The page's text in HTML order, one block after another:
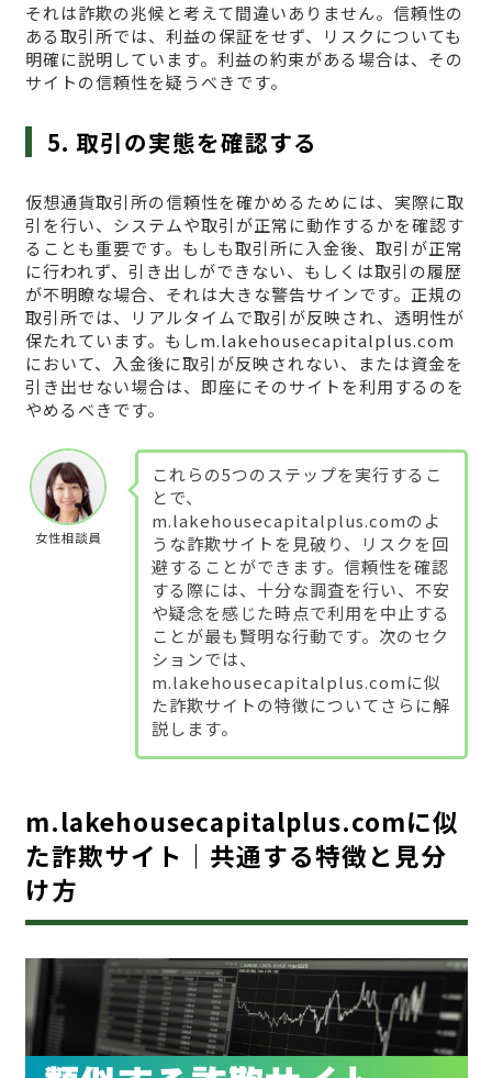
それは詐欺の兆候と考えて間違いありません。信頼性の
ある取引所では、利益の保証をせず、リスクについても
明確に説明しています。利益の約束がある場合は、その
サイトの信頼性を疑うべきです。
5. 取引の実態を確認する
仮想通貨取引所の信頼性を確かめるためには、実際に取
引を行い、システムや取引が正常に動作するかを確認す
ることも重要です。もしも取引所に入金後、取引が正常
に行われず、引き出しができない、もしくは取引の履歴
が不明瞭な場合、それは大きな警告サインです。正規の
取引所では、リアルタイムで取引が反映され、透明性が
保たれています。もしm.lakehousecapitalplus.com
において、入金後に取引が反映されない、または資金を
引き出せない場合は、即座にそのサイトを利用するのを
やめるべきです。
女性相談員
これらの5つのステップを実行するこ
とで、
m.lakehousecapitalplus.comのよ
うな詐欺サイトを見破り、リスクを回
避することができます。信頼性を確認
する際には、十分な調査を行い、不安
や疑念を感じた時点で利用を中止する
ことが最も賢明な行動です。次のセク
ションでは、
m.lakehousecapitalplus.comに似
た詐欺サイトの特徴についてさらに解
説します。
m.lakehousecapitalplus.comに似
た詐欺サイト｜共通する特徴と見分
け方